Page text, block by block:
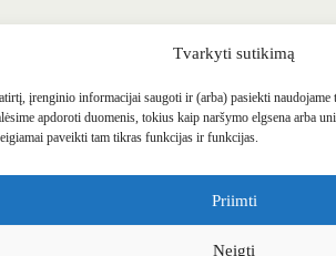
Tvarkyti sutikimą
įrenginio informacijai saugoti ir (arba) pasiekti
apdoroti duomenis, tokius kaip naršymo elgsena arba
paveikti tam tikras funkcijas ir funkcijas.
Priimti
Neigti